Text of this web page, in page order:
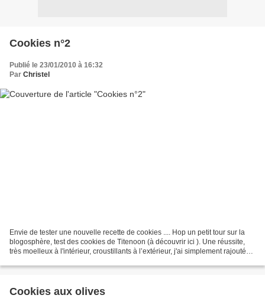
Cookies n°2
Publié le 23/01/2010 à 16:32
Par Christel
Envie de tester une nouvelle recette de cookies .... Hop un petit tour sur la
blogosphère, test des cookies de Titenoon (à découvrir ici ). Une réussite,
très moelleux à l'intérieur, croustillants à l’extérieur, j'ai simplement rajouté
Cookies aux olives